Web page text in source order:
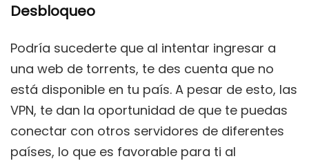
Desbloqueo
Podría sucederte que al intentar ingresar a
una web de torrents, te des cuenta que no
está disponible en tu país. A pesar de esto, las
VPN, te dan la oportunidad de que te puedas
conectar con otros servidores de diferentes
países, lo que es favorable para ti al